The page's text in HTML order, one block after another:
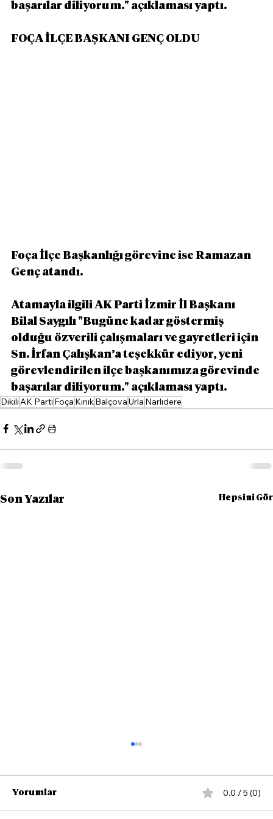
başarılar diliyorum." açıklaması yaptı.
FOÇA İLÇE BAŞKANI GENÇ OLDU
Foça İlçe Başkanlığı görevine ise Ramazan
Genç atandı.
Atamayla ilgili AK Parti İzmir İl Başkanı
Bilal Saygılı "Bugüne kadar göstermiş
olduğu özverili çalışmaları ve gayretleri için
Sn. İrfan Çalışkan’a teşekkür ediyor, yeni
görevlendirilen ilçe başkanımıza görevinde
başarılar diliyorum." açıklaması yaptı.
DikiliAK Parti Foça KınıkBalçovaUrla Narlıdere
Son Yazılar Hepsini Gör
Yorumlar 0.0 / 5 (0)